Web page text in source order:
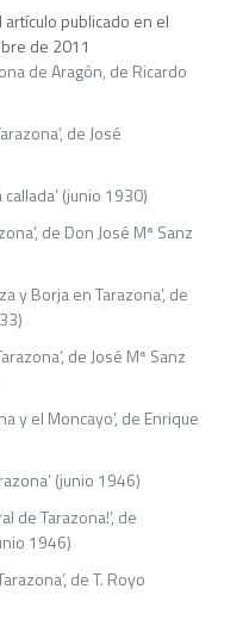
artículo publicado en el
de 2011
de Aragón, de Ricardo
de José
(junio 1930)
de Don José Mª Sanz
y Borja en Tarazona’, de
de José Mª Sanz
y el Moncayo’, de Enrique
(junio 1946)
de Tarazona!’, de
1946)
de T. Royo